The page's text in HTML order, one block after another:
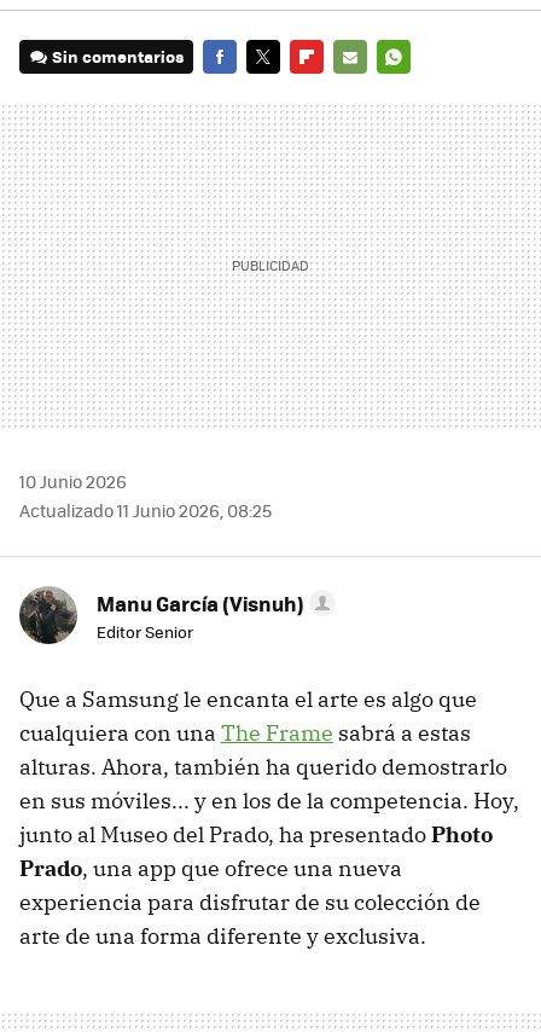
Sin comentarios
MAIL
10 Junio 2026
Actualizado 11 Junio 2026, 08:25
Manu García (Visnuh)
Editor Senior
Que a Samsung le encanta el arte es algo que
cualquiera con una The Frame sabrá a estas
alturas. Ahora, también ha querido demostrarlo
en sus móviles... y en los de la competencia. Hoy,
junto al Museo del Prado, ha presentadoPhoto
Prado, una app que ofrece una nueva
experiencia para disfrutar de su colección de
arte de una forma diferente y exclusiva.